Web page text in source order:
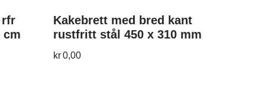
rfr
cm
Kakebrett med bred kant
rustfritt stål 450 x 310 mm
kr0,00